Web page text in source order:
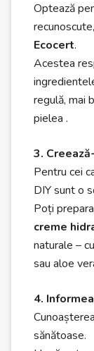
Optează
Ecocert.
Acestea
regulă, mai
pielea .
3.
Pentru cei
DIY sunt o
Poți
creme
naturale –
sau aloe
4.
sănătoase.